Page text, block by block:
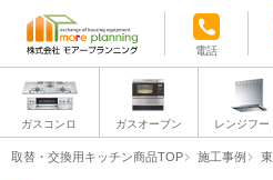
電話
ガスコンロ ガスオーブン レンジフー
取替・交換用キッチン商品TOP 施工事例